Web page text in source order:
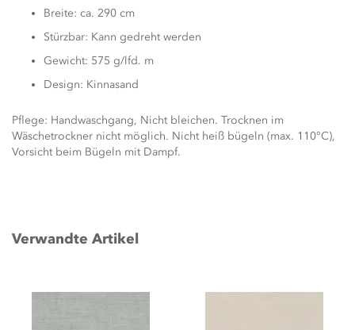
Breite: ca. 290 cm
Stürzbar: Kann gedreht werden
Gewicht: 575 g/lfd. m
Design: Kinnasand
Pflege: Handwaschgang, Nicht bleichen. Trocknen im
Wäschetrockner nicht möglich. Nicht heiß bügeln (max. 110°C),
Vorsicht beim Bügeln mit Dampf.
Verwandte Artikel